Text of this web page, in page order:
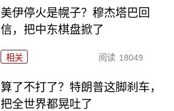
美伊停火是幌子？穆杰塔巴回
信，把中东棋盘掀了
相关 阅读 18049
算了不打了？特朗普这脚刹车，
把全世界都晃吐了